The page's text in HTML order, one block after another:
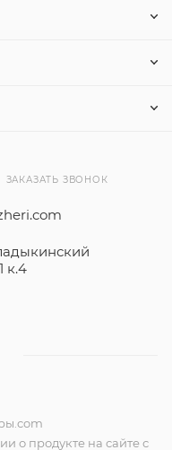
ЗАКАЗАТЬ ЗВОНОК
к.4
о продукте на сайте с